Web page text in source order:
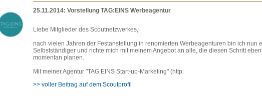
25.11.2014: Vorstellung TAG:EINS Werbeagentur
Liebe Mitglieder des Scoutnetzwerkes,
nach vielen Jahren der Festanstellung in renomierten Werbeagenturen bin ich nun
Selbstständiger und richte mich mit meinem Angebot an alle, die diesen Schritt
momentan planen.
Mit meiner Agentur "TAG:EINS Start-up-Marketing" (http:
>> voller Beitrag auf dem Scoutprofil